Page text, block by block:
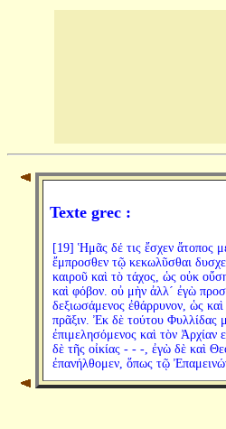
Texte grec :
[19] Ἡμᾶς δέ τις ἔσχεν ἄτοπος
ἔμπροσθεν τῷ κεκωλῦσθαι
καιροῦ καὶ τὸ τάχος, ὡς οὐκ
καὶ φόβον. οὐ μὴν ἀλλ´ ἐγὼ
δεξιωσάμενος ἐθάρρυνον, ὡς
πρᾶξιν. Ἐκ δὲ τούτου Φυλλίδας
ἐπιμελησόμενος καὶ τὸν Ἀρχίαν
δὲ τῆς οἰκίας - - -, ἐγὼ δὲ καὶ
ἐπανήλθομεν, ὅπως τῷ